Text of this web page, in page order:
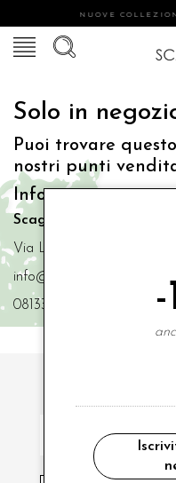
NUOVE
Solo in
Puoi trovare
nostri punti
Info contatti
Scaglione Bimbi di
Via Luigi Mazzella,73
info@scaglionebimbi.com
0813331162
ISCRIVITI ALLA
ho letto ed accettato le